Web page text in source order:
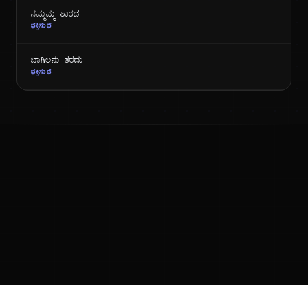
ನಮ್ಮಮ್ಮ ಶಾರದೆ
ಭಕ್ತಿಸುಧೆ
ಬಾಗಿಲನು ತೆರೆದು
ಭಕ್ತಿಸುಧೆ